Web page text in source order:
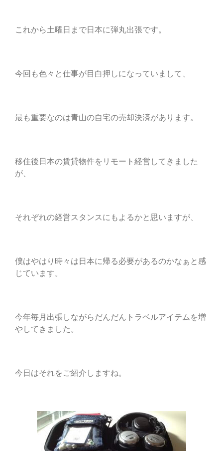
これから土曜日まで日本に弾丸出張です。
今回も色々と仕事が目白押しになっていまして、
最も重要なのは青山の自宅の売却決済があります。
移住後日本の賃貸物件をリモート経営してきました
が、
それぞれの経営スタンスにもよるかと思いますが、
僕はやはり時々は日本に帰る必要があるのかなぁと感
じています。
今年毎月出張しながらだんだんトラベルアイテムを増
やしてきました。
今日はそれをご紹介しますね。